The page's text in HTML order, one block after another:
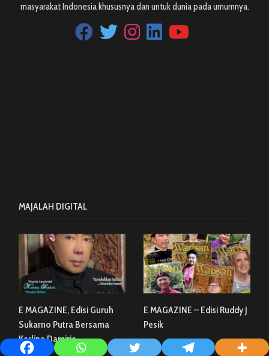
masyarakat Indonesia khususnya dan untuk dunia pada umumnya.
MAJALAH DIGITAL
E MAGAZINE, Edisi Guruh
Sukarno Putra Bersama
Karlina Damirie
E MAGAZINE – Edisi Ruddy J
Pesik